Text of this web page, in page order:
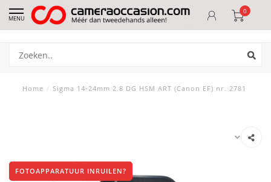
MENU
0
Home / Sigma 14-24mm 2.8 DG HSM ART (Canon EF) nr. 2781
FOTOAPPARATUUR INRUILEN?